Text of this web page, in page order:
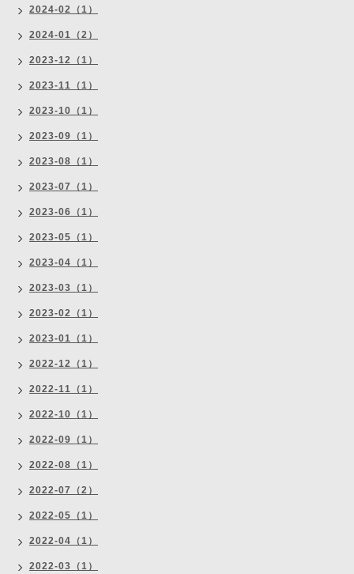
2024-02（1）
2024-01（2）
2023-12（1）
2023-11（1）
2023-10（1）
2023-09（1）
2023-08（1）
2023-07（1）
2023-06（1）
2023-05（1）
2023-04（1）
2023-03（1）
2023-02（1）
2023-01（1）
2022-12（1）
2022-11（1）
2022-10（1）
2022-09（1）
2022-08（1）
2022-07（2）
2022-05（1）
2022-04（1）
2022-03（1）